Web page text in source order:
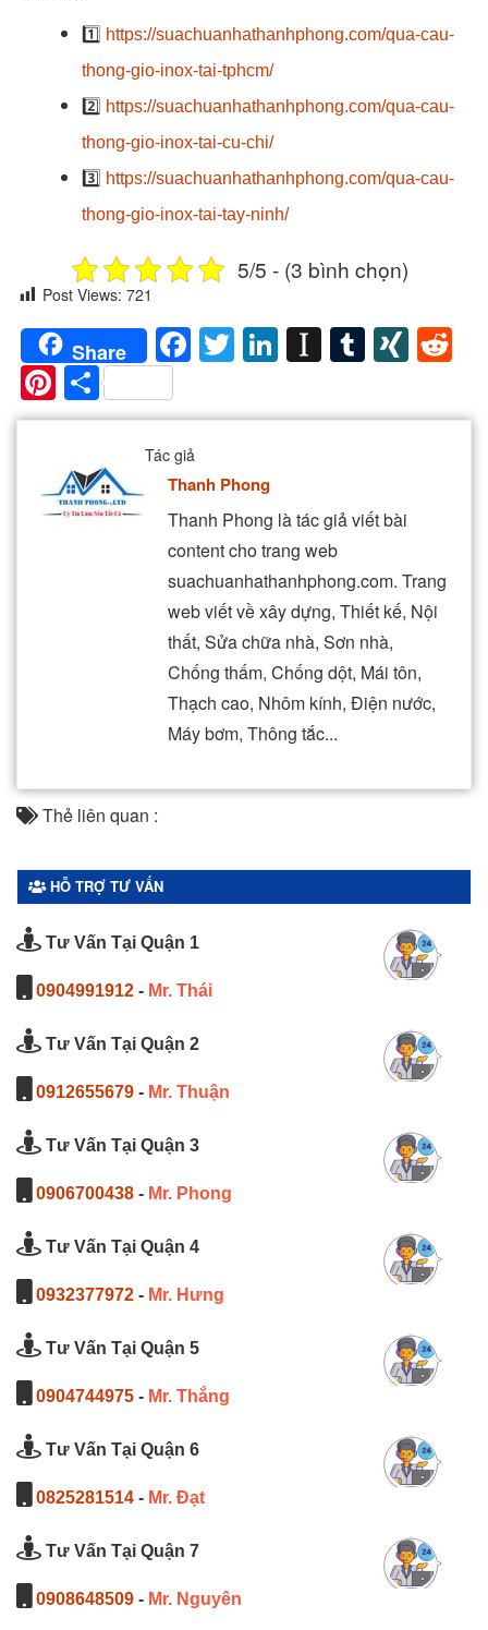
1️⃣ https://suachuanhathanhphong.com/qua-cau-
thong-gio-inox-tai-tphcm/
2️⃣ https://suachuanhathanhphong.com/qua-cau-
thong-gio-inox-tai-cu-chi/
3️⃣ https://suachuanhathanhphong.com/qua-cau-
thong-gio-inox-tai-tay-ninh/
5/5 - (3 bình chọn)
Post Views: 721
Share Facebook
Twitter
LinkedIn
Instapaper
Tumblr
Pinterest
Share
Tác giả
Thanh Phong
Thanh Phong là tác giả viết bài
content cho trang web
suachuanhathanhphong.com. Trang
web viết về xây dựng, Thiết kế, Nội
thất, Sửa chữa nhà, Sơn nhà,
Chống thấm, Chống dột, Mái tôn,
Thạch cao, Nhôm kính, Điện nước,
Máy bơm, Thông tắc...
Thẻ liên quan :
HỖ TRỢ TƯ VẤN
Tư Vấn Tại Quận 1
0904991912 - Mr. Thái
Tư Vấn Tại Quận 2
0912655679 - Mr. Thuận
Tư Vấn Tại Quận 3
0906700438 - Mr. Phong
Tư Vấn Tại Quận 4
0932377972 - Mr. Hưng
Tư Vấn Tại Quận 5
0904744975 - Mr. Thắng
Tư Vấn Tại Quận 6
0825281514 - Mr. Đạt
Tư Vấn Tại Quận 7
0908648509 - Mr. Nguyên